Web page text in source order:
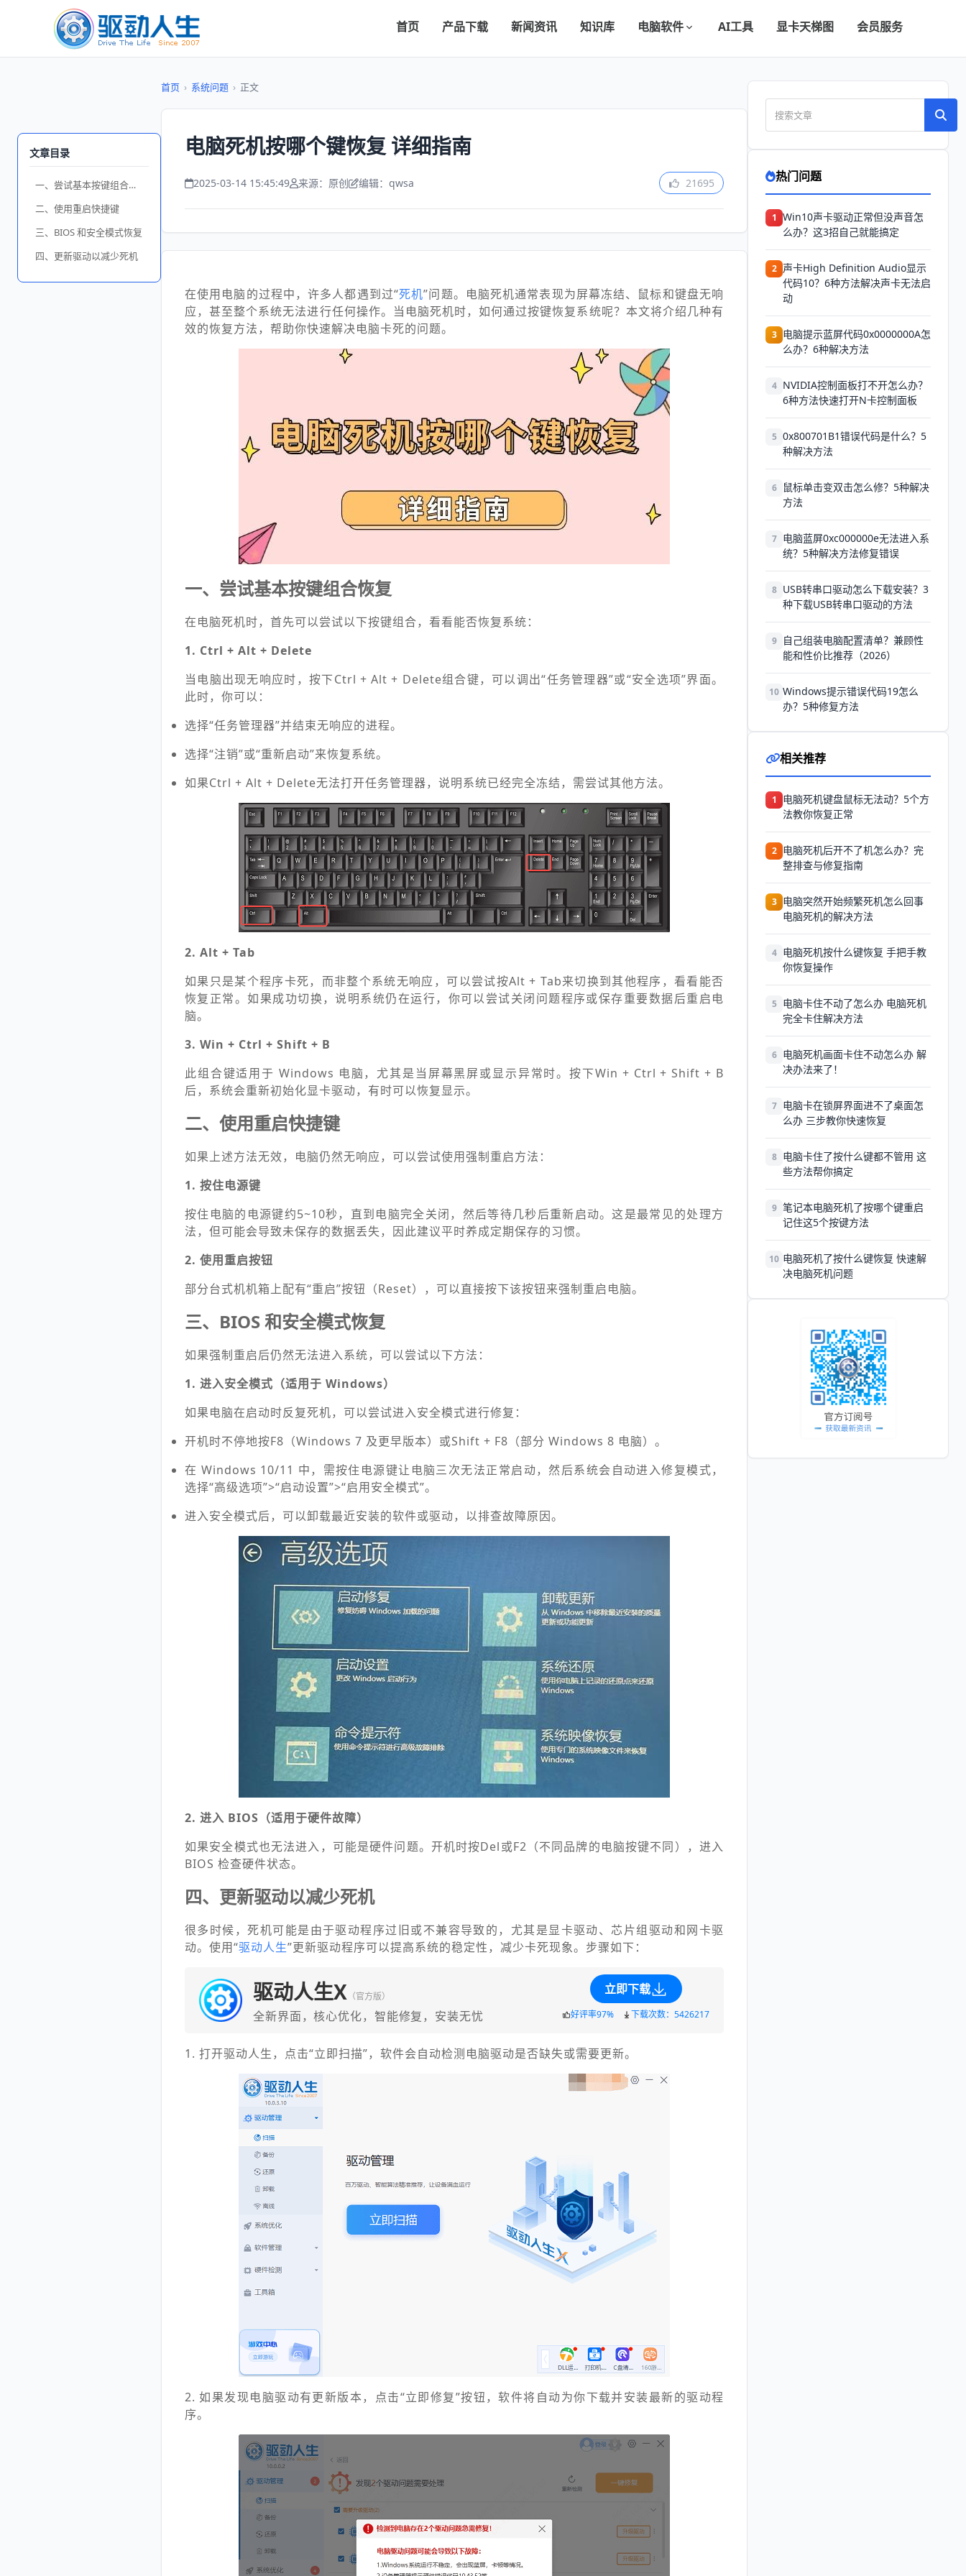
首页 产品下载 新闻资讯 知识库 电脑软件 AI工具 显卡天梯图 会员服务
文章目录
一、尝试基本按键组合恢复
二、使用重启快捷键
三、BIOS 和安全模式恢复
四、更新驱动以减少死机
首页 › 系统问题 › 正文
电脑死机按哪个键恢复 详细指南
2025-03-14 15:45:49 来源：原创 编辑：qwsa 21695
在使用电脑的过程中，许多人都遇到过“死机”问题。电脑死机通常表现为屏幕冻结、鼠标和键盘无响
应，甚至整个系统无法进行任何操作。当电脑死机时，如何通过按键恢复系统呢？本文将介绍几种有
效的恢复方法，帮助你快速解决电脑卡死的问题。
一、尝试基本按键组合恢复
在电脑死机时，首先可以尝试以下按键组合，看看能否恢复系统：
1. Ctrl + Alt + Delete
当电脑出现无响应时，按下Ctrl + Alt + Delete组合键，可以调出“任务管理器”或“安全选项”界面。
此时，你可以：
选择“任务管理器”并结束无响应的进程。
选择“注销”或“重新启动”来恢复系统。
如果Ctrl + Alt + Delete无法打开任务管理器，说明系统已经完全冻结，需尝试其他方法。
2. Alt + Tab
如果只是某个程序卡死，而非整个系统无响应，可以尝试按Alt + Tab来切换到其他程序，看看能否
恢复正常。如果成功切换，说明系统仍在运行，你可以尝试关闭问题程序或保存重要数据后重启电
脑。
3. Win + Ctrl + Shift + B
此组合键适用于 Windows 电脑，尤其是当屏幕黑屏或显示异常时。按下Win + Ctrl + Shift + B
后，系统会重新初始化显卡驱动，有时可以恢复显示。
二、使用重启快捷键
如果上述方法无效，电脑仍然无响应，可以尝试使用强制重启方法：
1. 按住电源键
按住电脑的电源键约5~10秒，直到电脑完全关闭，然后等待几秒后重新启动。这是最常见的处理方
法，但可能会导致未保存的数据丢失，因此建议平时养成定期保存的习惯。
2. 使用重启按钮
部分台式机机箱上配有“重启”按钮（Reset），可以直接按下该按钮来强制重启电脑。
三、BIOS 和安全模式恢复
如果强制重启后仍然无法进入系统，可以尝试以下方法：
1. 进入安全模式（适用于 Windows）
如果电脑在启动时反复死机，可以尝试进入安全模式进行修复：
开机时不停地按F8（Windows 7 及更早版本）或Shift + F8（部分 Windows 8 电脑）。
在 Windows 10/11 中，需按住电源键让电脑三次无法正常启动，然后系统会自动进入修复模式，
选择“高级选项”>“启动设置”>“启用安全模式”。
进入安全模式后，可以卸载最近安装的软件或驱动，以排查故障原因。
2. 进入 BIOS（适用于硬件故障）
如果安全模式也无法进入，可能是硬件问题。开机时按Del或F2（不同品牌的电脑按键不同），进入
BIOS 检查硬件状态。
四、更新驱动以减少死机
很多时候，死机可能是由于驱动程序过旧或不兼容导致的，尤其是显卡驱动、芯片组驱动和网卡驱
动。使用“驱动人生”更新驱动程序可以提高系统的稳定性，减少卡死现象。步骤如下：
驱动人生X （官方版）
全新界面，核心优化，智能修复，安装无忧
立即下载
好评率97% 下载次数：5426217
1. 打开驱动人生，点击“立即扫描”，软件会自动检测电脑驱动是否缺失或需要更新。
2. 如果发现电脑驱动有更新版本，点击“立即修复”按钮，软件将自动为你下载并安装最新的驱动程
序。
热门问题
1 Win10声卡驱动正常但没声音怎
么办？这3招自己就能搞定
2 声卡High Definition Audio显示
代码10？6种方法解决声卡无法启
动
3 电脑提示蓝屏代码0x0000000A怎
么办？6种解决方法
4 NVIDIA控制面板打不开怎么办？
6种方法快速打开N卡控制面板
5 0x800701B1错误代码是什么？5
种解决方法
6
鼠标单击变双击怎么修？5种解决
方法
7 电脑蓝屏0xc000000e无法进入系
统？5种解决方法修复错误
8 USB转串口驱动怎么下载安装？3
种下载USB转串口驱动的方法
9
自己组装电脑配置清单？兼顾性
能和性价比推荐（2026）
10 Windows提示错误代码19怎么
办？5种修复方法
相关推荐
1
电脑死机键盘鼠标无法动？5个方
法教你恢复正常
2 电脑死机后开不了机怎么办？完
整排查与修复指南
3 电脑突然开始频繁死机怎么回事
电脑死机的解决方法
4 电脑死机按什么键恢复 手把手教
你恢复操作
5 电脑卡住不动了怎么办 电脑死机
完全卡住解决方法
6 电脑死机画面卡住不动怎么办 解
决办法来了！
7 电脑卡在锁屏界面进不了桌面怎
么办 三步教你快速恢复
8 电脑卡住了按什么键都不管用 这
些方法帮你搞定
9 笔记本电脑死机了按哪个键重启
记住这5个按键方法
10 电脑死机了按什么键恢复 快速解
决电脑死机问题